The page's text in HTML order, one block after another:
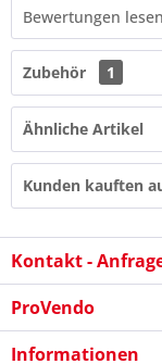
Bewertungen
Zubehör 1
Ähnliche Artikel
Kunden kauften
Kontakt -
ProVendo
Informationen